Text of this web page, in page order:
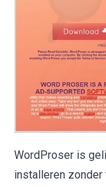
WordProser is
installeren